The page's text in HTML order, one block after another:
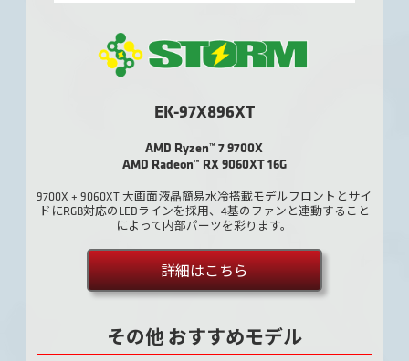
EK-97X896XT
AMD Ryzen™ 7 9700X
AMD Radeon™ RX 9060XT 16G
9700X + 9060XT 大画面液晶簡易水冷搭載モデルフロントとサイ
ドにRGB対応のLEDラインを採用、4基のファンと連動すること
によって内部パーツを彩ります。
詳細はこちら
その他 おすすめモデル